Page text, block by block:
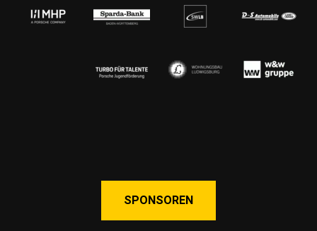
SPONSOREN